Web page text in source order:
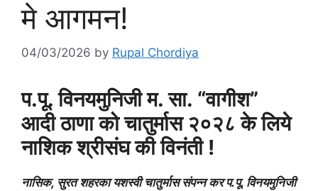
मे आगमन!
04/03/2026 by Rupal Chordiya
प.पू. विनयमुनिजी म. सा. “वागीश”
आदी ठाणा को चातुर्मास २०२८ के लिये
नाशिक श्रीसंघ की विनंती !
नासिक, सुरत शहरका यशस्वी चातुर्मास संपन्न कर प.पू. विनयमुनिजी